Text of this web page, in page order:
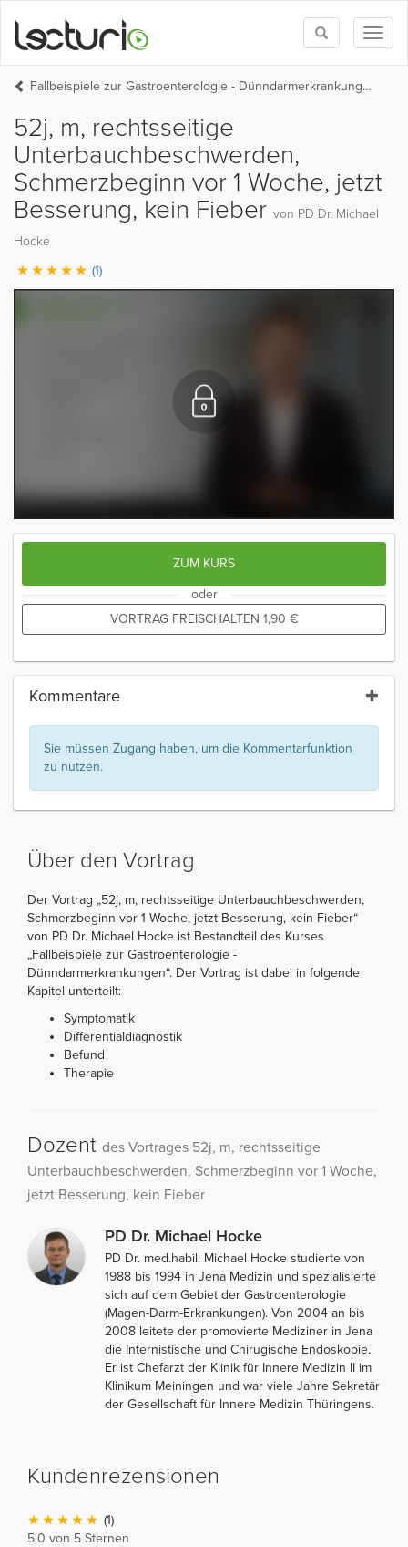
Toggle
search
Fallbeispiele zur Gastroenterologie - Dünndarmerkrankungen
52j, m, rechtsseitige
Unterbauchbeschwerden,
Schmerzbeginn vor 1 Woche, jetzt
Besserung, kein Fieber von PD Dr. Michael
Hocke
(1)
ZUM KURS
oder
VORTRAG FREISCHALTEN 1,90 €
Kommentare
Sie müssen Zugang haben, um die Kommentarfunktion
zu nutzen.
Über den Vortrag
Der Vortrag „52j, m, rechtsseitige Unterbauchbeschwerden,
Schmerzbeginn vor 1 Woche, jetzt Besserung, kein Fieber“
von PD Dr. Michael Hocke ist Bestandteil des Kurses
„Fallbeispiele zur Gastroenterologie -
Dünndarmerkrankungen“. Der Vortrag ist dabei in folgende
Kapitel unterteilt:
Symptomatik
Differentialdiagnostik
Befund
Therapie
Dozent des Vortrages 52j, m, rechtsseitige
Unterbauchbeschwerden, Schmerzbeginn vor 1 Woche,
jetzt Besserung, kein Fieber
PD Dr. Michael Hocke
PD Dr. med.habil. Michael Hocke studierte von
1988 bis 1994 in Jena Medizin und spezialisierte
sich auf dem Gebiet der Gastroenterologie
(Magen-Darm-Erkrankungen). Von 2004 an bis
2008 leitete der promovierte Mediziner in Jena
die Internistische und Chirugische Endoskopie.
Er ist Chefarzt der Klinik für Innere Medizin II im
Klinikum Meiningen und war viele Jahre Sekretär
der Gesellschaft für Innere Medizin Thüringens.
Kundenrezensionen
(1)
5,0 von 5 Sternen